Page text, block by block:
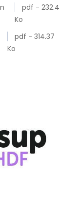
pdf - 232.4
Ko
pdf - 314.37
Ko